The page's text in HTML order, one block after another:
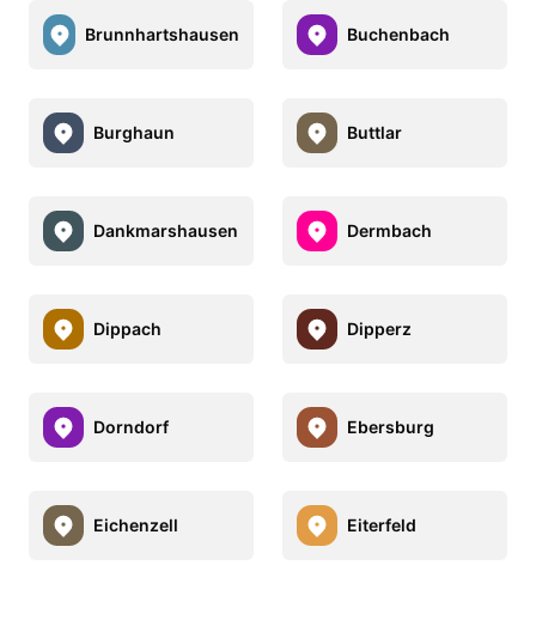
Brunnhartshausen Buchenbach
Burghaun Buttlar
Dankmarshausen Dermbach
Dippach Dipperz
Dorndorf Ebersburg
Eichenzell Eiterfeld